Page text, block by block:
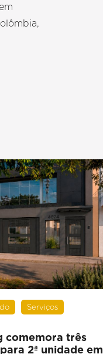
Serviços
comemora três
2ª unidade em